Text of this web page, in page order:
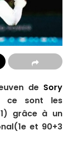
de Sory
ce sont les
grâce à un
et 90+3